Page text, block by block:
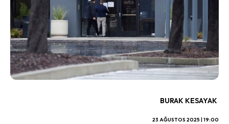
BURAK KESAYAK
23 AĞUSTOS 2025 | 19:00